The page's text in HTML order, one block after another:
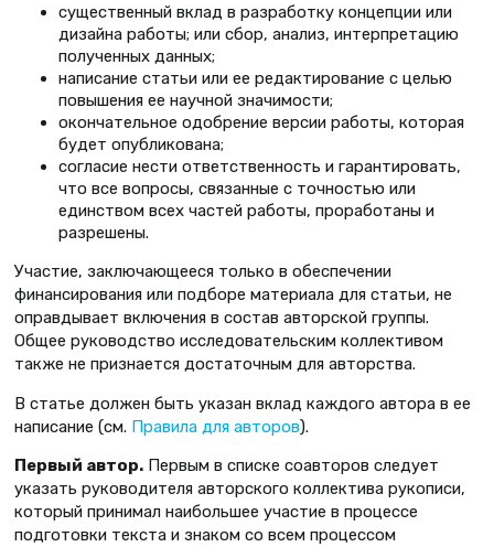
существенный вклад в разработку концепции или
дизайна работы; или сбор, анализ, интерпретацию
полученных данных;
написание статьи или ее редактирование с целью
повышения ее научной значимости;
окончательное одобрение версии работы, которая
будет опубликована;
согласие нести ответственность и гарантировать,
что все вопросы, связанные с точностью или
единством всех частей работы, проработаны и
разрешены.
Участие, заключающееся только в обеспечении
финансирования или подборе материала для статьи, не
оправдывает включения в состав авторской группы.
Общее руководство исследовательским коллективом
также не признается достаточным для авторства.
В статье должен быть указан вклад каждого автора в ее
написание (см. Правила для авторов).
Первый автор. Первым в списке соавторов следует
указать руководителя авторского коллектива рукописи,
который принимал наибольшее участие в процессе
подготовки текста и знаком со всем процессом